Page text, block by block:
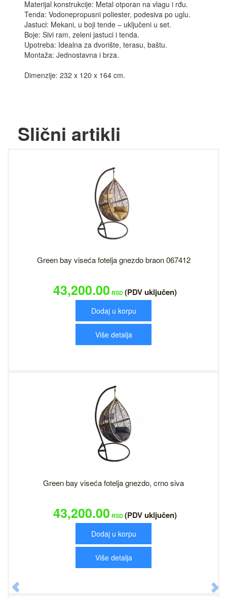
Materijal konstrukcije: Metal otporan na vlagu i rđu.
Tenda: Vodonepropusni poliester, podesiva po uglu.
Jastuci: Mekani, u boji tende – uključeni u set.
Boje: Sivi ram, zeleni jastuci i tenda.
Upotreba: Idealna za dvorište, terasu, baštu.
Montaža: Jednostavna i brza.
Dimenzije: 232 x 120 x 164 cm.
Slični artikli
Green bay viseća fotelja gnezdo braon 067412
43,200.00 RSD (PDV uključen)
Dodaj u korpu
Više detalja
Green bay viseća fotelja gnezdo, crno siva
43,200.00 RSD (PDV uključen)
Dodaj u korpu
Više detalja